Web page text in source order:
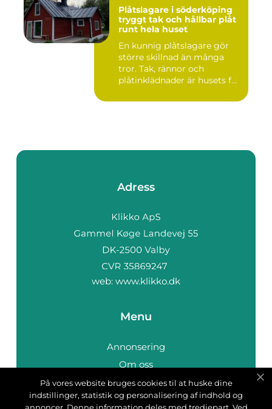
Plåtslagare i söderköping
tryggt tak och hållbar plåt
runt hela huset
En kunnig plåtslagare gör
större skillnad än många
tror. Tak, rännor och
plåtinklädnader är husets f...
Adress
web: www.klikko.dk
Menu
Annonsering
Om oss
Cookies
Kontakta oss
På vores website bruges cookies til at huske dine
indstillinger, statistik og personalisering af indhold og